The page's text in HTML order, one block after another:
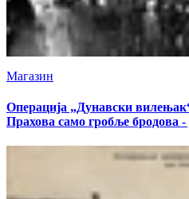
Магазин
Операција „Дунавски
Прахова само гробље бродова -